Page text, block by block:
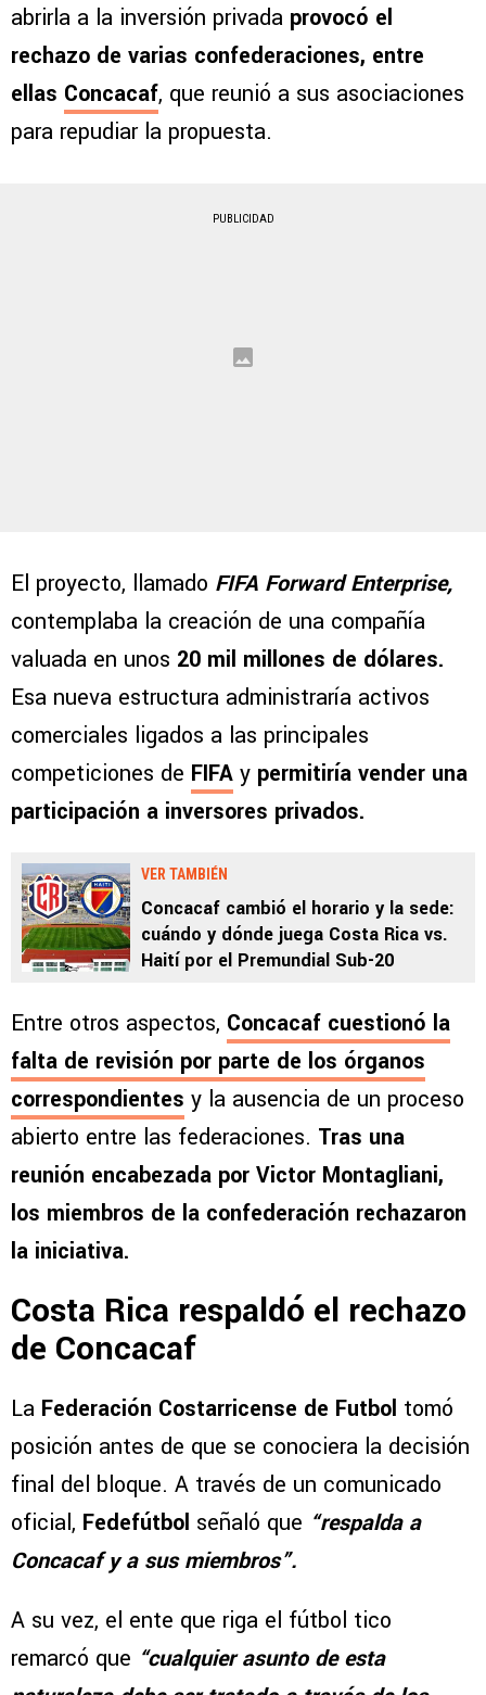
abrirla a la inversión privada provocó el
rechazo de varias confederaciones, entre
ellas Concacaf, que reunió a sus asociaciones
para repudiar la propuesta.
PUBLICIDAD
El proyecto, llamado FIFA Forward Enterprise,
contemplaba la creación de una compañía
valuada en unos 20 mil millones de dólares.
Esa nueva estructura administraría activos
comerciales ligados a las principales
competiciones de FIFA y permitiría vender una
participación a inversores privados.
VER TAMBIÉN
Concacaf cambió el horario y la sede:
cuándo y dónde juega Costa Rica vs.
Haití por el Premundial Sub-20
Entre otros aspectos, Concacaf cuestionó la
falta de revisión por parte de los órganos
correspondientes y la ausencia de un proceso
abierto entre las federaciones. Tras una
reunión encabezada por Victor Montagliani,
los miembros de la confederación rechazaron
la iniciativa.
Costa Rica respaldó el rechazo
de Concacaf
La Federación Costarricense de Futbol tomó
posición antes de que se conociera la decisión
final del bloque. A través de un comunicado
oficial, Fedefútbol señaló que “respalda a
Concacaf y a sus miembros”.
A su vez, el ente que riga el fútbol tico
remarcó que “cualquier asunto de esta